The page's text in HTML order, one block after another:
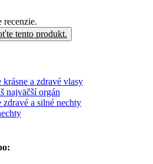
recenzie.
tento produkt.
a zdravé vlasy
najväčší orgán
a silné nechty